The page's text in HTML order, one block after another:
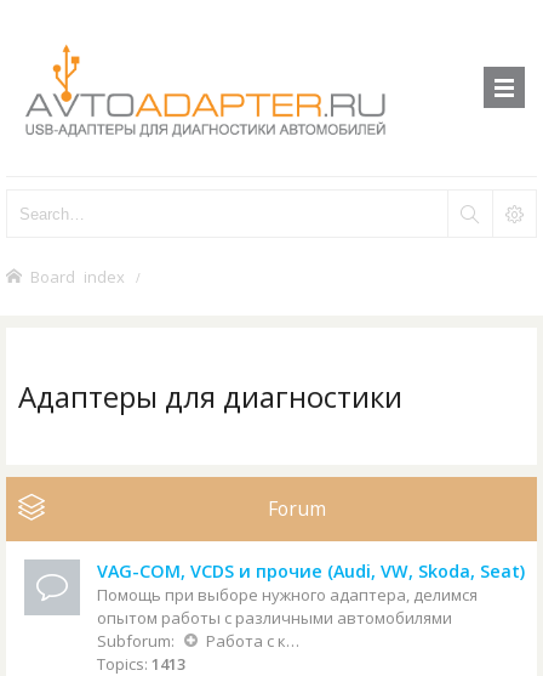
Board index
Адаптеры для диагностики
Forum
VAG-COM, VCDS и прочие (Audi, VW, Skoda, Seat)
Помощь при выборе нужного адаптера, делимся
опытом работы с различными автомобилями
Subforum:
Работа с конкретными автомобилями
Topics: 1413